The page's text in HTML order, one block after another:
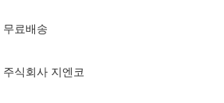
무료배송
주식회사 지엔코